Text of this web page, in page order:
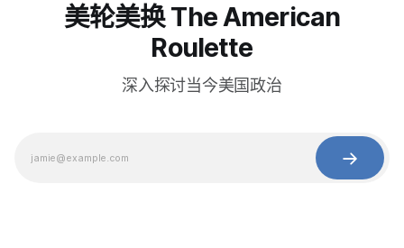
美轮美换 The American
Roulette
深入探讨当今美国政治